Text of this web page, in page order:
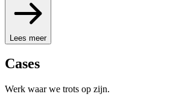
Lees meer
Cases
Werk waar we trots op zijn.